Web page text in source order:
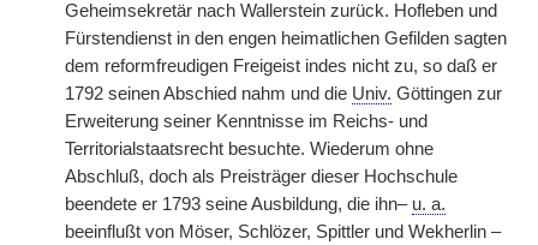
Geheimsekretär nach Wallerstein zurück. Hofleben und
Fürstendienst in den engen heimatlichen Gefilden sagten
dem reformfreudigen Freigeist indes nicht zu, so daß er
1792 seinen Abschied nahm und die Univ. Göttingen zur
Erweiterung seiner Kenntnisse im Reichs- und
Territorialstaatsrecht besuchte. Wiederum ohne
Abschluß, doch als Preisträger dieser Hochschule
beendete er 1793 seine Ausbildung, die ihn– u. a.
beeinflußt von Möser, Schlözer, Spittler und Wekherlin –